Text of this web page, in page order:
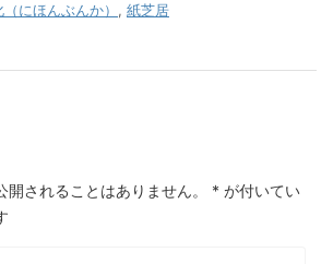
にほんぶんか） , 紙芝居
開されることはありません。 * が付いてい